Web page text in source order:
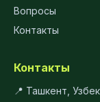
Вопросы
Контакты
Контакты
📍 Ташкент,